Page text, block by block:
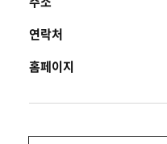
연락처
홈페이지